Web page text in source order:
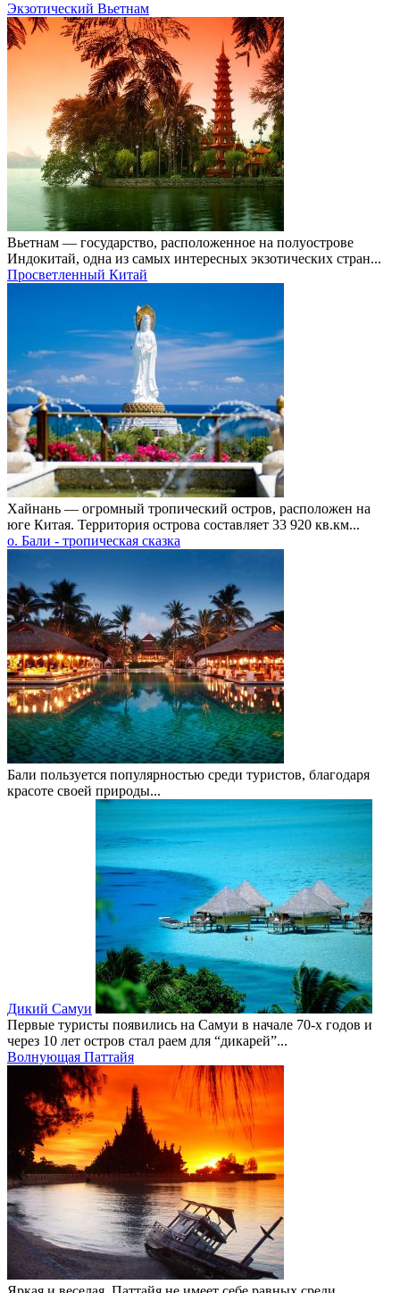
Экзотический Вьетнам
Вьетнам — государство, расположенное на полуострове
Индокитай, одна из самых интересных экзотических стран...
Просветленный Китай
Хайнань — огромный тропический остров, расположен на
юге Китая. Территория острова составляет 33 920 кв.км...
о. Бали - тропическая сказка
Бали пользуется популярностью среди туристов, благодаря
красоте своей природы...
Дикий Самуи
Первые туристы появились на Самуи в начале 70-х годов и
через 10 лет остров стал раем для “дикарей”...
Волнующая Паттайя